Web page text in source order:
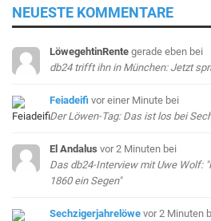
NEUESTE KOMMENTARE
LöwegehtinRente gerade eben bei
db24 trifft ihn in München: Jetzt
Feiadeifi vor einer Minute bei
Der Löwen-Tag: Das ist los bei
El Andalus vor 2 Minuten bei
Das db24-Interview mit Uwe Wolf:
1860 ein Segen"
Sechzigerjahrelöwe vor 2 Minuten